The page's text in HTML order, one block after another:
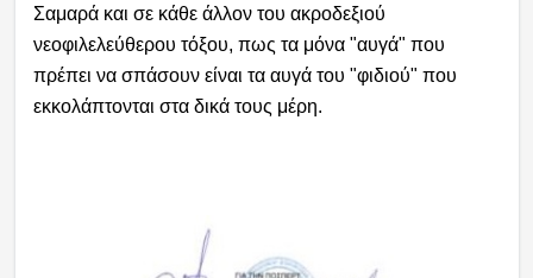
Σαμαρά και σε κάθε άλλον του ακροδεξιού
νεοφιλελεύθερου τόξου, πως τα μόνα "αυγά" που
πρέπει να σπάσουν είναι τα αυγά του "φιδιού" που
εκκολάπτονται στα δικά τους μέρη.